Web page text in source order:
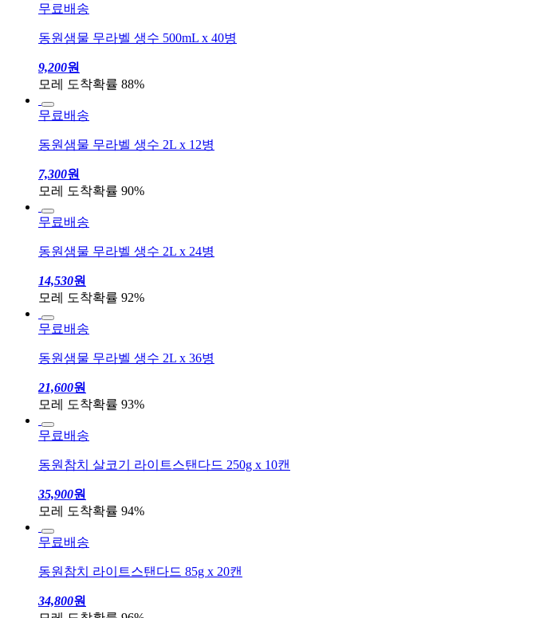
무료배송
동원샘물 무라벨 생수 500mL x 40병
9,200원
모레 도착확률 88%
무료배송
동원샘물 무라벨 생수 2L x 12병
7,300원
모레 도착확률 90%
무료배송
동원샘물 무라벨 생수 2L x 24병
14,530원
모레 도착확률 92%
무료배송
동원샘물 무라벨 생수 2L x 36병
21,600원
모레 도착확률 93%
무료배송
동원참치 살코기 라이트스탠다드 250g x 10캔
35,900원
모레 도착확률 94%
무료배송
동원참치 라이트스탠다드 85g x 20캔
34,800원